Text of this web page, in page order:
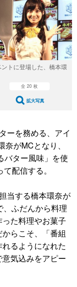
文化
出版／映画
ファッション
写真
政治
ントに登場した、橋本環
全 20 枚
拡大写真
ーを務める、アイ
がMCとなり、
バター風味」を使
配信する。
当する橋本環奈が
ふだんから料理
た料理やお菓子
らこそ、「番組
るようになれた
気込みをアピー